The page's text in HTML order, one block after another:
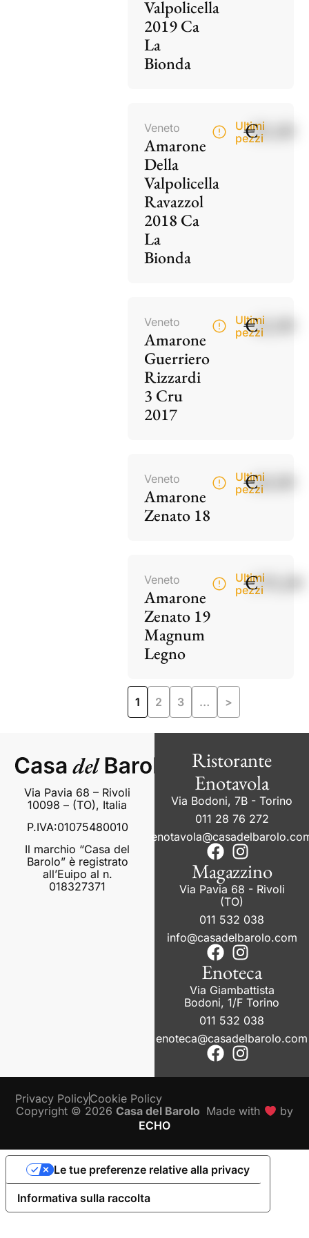
Valpolicella
2019 Ca
La
Bionda
Veneto
Amarone
Della
Valpolicella
Ravazzol
2018 Ca
La
Bionda
Ultimi
pezzi
€85,00
Veneto
Amarone
Guerriero
Rizzardi
3 Cru
2017
Ultimi
pezzi
€42,00
Veneto
Amarone
Zenato 18
Ultimi
pezzi
€60,00
Veneto
Amarone
Zenato 19
Magnum
Legno
Ultimi
pezzi
€195,00
1 2 3 … >
Via Pavia 68 – Rivoli
10098 – (TO), Italia
P.IVA:01075480010
Il marchio “Casa del
Barolo” è registrato
all’Euipo al n.
018327371
Ristorante
Enotavola
Via Bodoni, 7B - Torino
011 28 76 272
Magazzino
Via Pavia 68 - Rivoli
(TO)
011 532 038
info@casadelbarolo.com
Enoteca
Via Giambattista
Bodoni, 1/F Torino
011 532 038
enoteca@casadelbarolo.com
Copyright © 2026Casa del Barolo Made with
by
ECHO
Privacy PolicyCookie Policy
Informativa sulla raccolta
Le tue preferenze relative alla privacy